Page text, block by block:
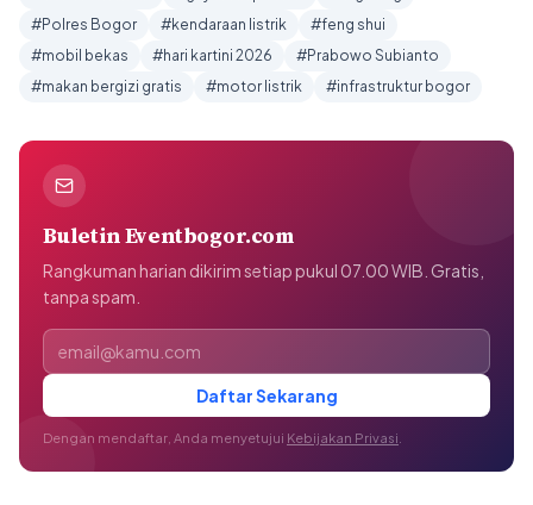
#Polres Bogor
#kendaraan listrik
#feng shui
#mobil bekas
#hari kartini 2026
#Prabowo Subianto
#makan bergizi gratis
#motor listrik #infrastruktur bogor
Buletin Eventbogor.com
Rangkuman harian dikirim setiap pukul 07.00 WIB. Gratis,
tanpa spam.
Alamat email
Daftar Sekarang
Dengan mendaftar, Anda menyetujui Kebijakan Privasi